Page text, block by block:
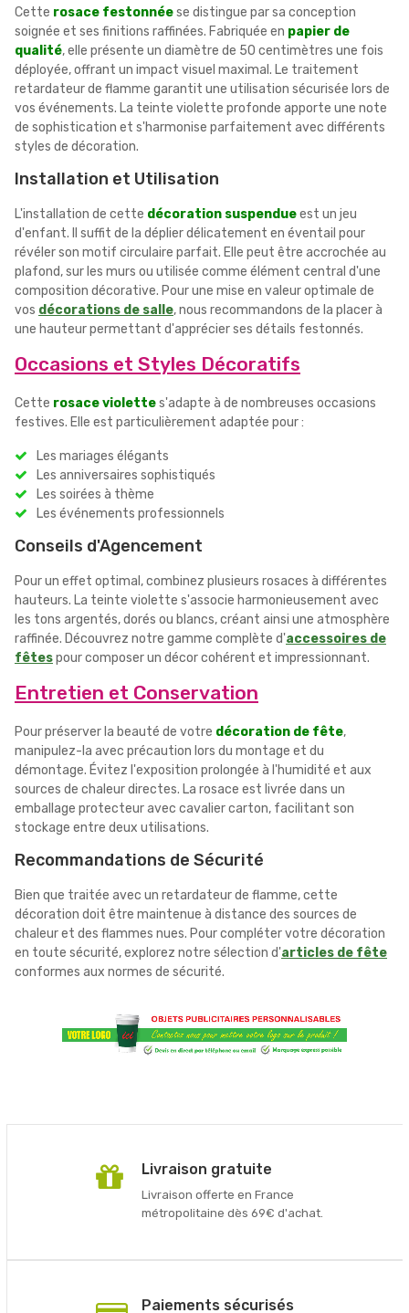
Cette rosace festonnéese distingue par sa conception
soignée et ses finitions raffinées. Fabriquée en papier de
qualité, elle présente un diamètre de 50 centimètres une fois
déployée, offrant un impact visuel maximal. Le traitement
retardateur de flamme garantit une utilisation sécurisée lors de
vos événements. La teinte violette profonde apporte une note
de sophistication et s'harmonise parfaitement avec différents
styles de décoration.
Installation et Utilisation
L'installation de cette décoration suspendueest un jeu
d'enfant. Il suffit de la déplier délicatement en éventail pour
révéler son motif circulaire parfait. Elle peut être accrochée au
plafond, sur les murs ou utilisée comme élément central d'une
composition décorative. Pour une mise en valeur optimale de
vos décorations de salle, nous recommandons de la placer à
une hauteur permettant d'apprécier ses détails festonnés.
Occasions et Styles Décoratifs
Cette rosace violettes'adapte à de nombreuses occasions
festives. Elle est particulièrement adaptée pour :
Les mariages élégants
Les anniversaires sophistiqués
Les soirées à thème
Les événements professionnels
Conseils d'Agencement
Pour un effet optimal, combinez plusieurs rosaces à différentes
hauteurs. La teinte violette s'associe harmonieusement avec
les tons argentés, dorés ou blancs, créant ainsi une atmosphère
raffinée. Découvrez notre gamme complète d'accessoires de
fêtespour composer un décor cohérent et impressionnant.
Entretien et Conservation
Pour préserver la beauté de votre décoration de fête,
manipulez-la avec précaution lors du montage et du
démontage. Évitez l'exposition prolongée à l'humidité et aux
sources de chaleur directes. La rosace est livrée dans un
emballage protecteur avec cavalier carton, facilitant son
stockage entre deux utilisations.
Recommandations de Sécurité
Bien que traitée avec un retardateur de flamme, cette
décoration doit être maintenue à distance des sources de
chaleur et des flammes nues. Pour compléter votre décoration
en toute sécurité, explorez notre sélection d'articles de fête
conformes aux normes de sécurité.
Livraison gratuite
Livraison offerte en France
métropolitaine dès 69€ d'achat.
Paiements sécurisés